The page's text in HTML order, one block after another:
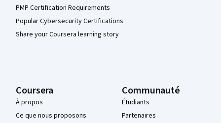
PMP Certification Requirements
Popular Cybersecurity Certifications
Share your Coursera learning story
Coursera
À propos
Ce que nous proposons
Communauté
Étudiants
Partenaires